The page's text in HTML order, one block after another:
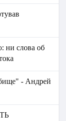
ни слова об
- Андрей